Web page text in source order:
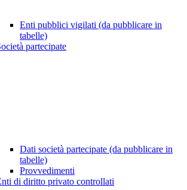
Enti pubblici vigilati (da pubblicare in
tabelle)
partecipate
Dati società partecipate (da pubblicare in
tabelle)
Provvedimenti
di diritto privato controllati